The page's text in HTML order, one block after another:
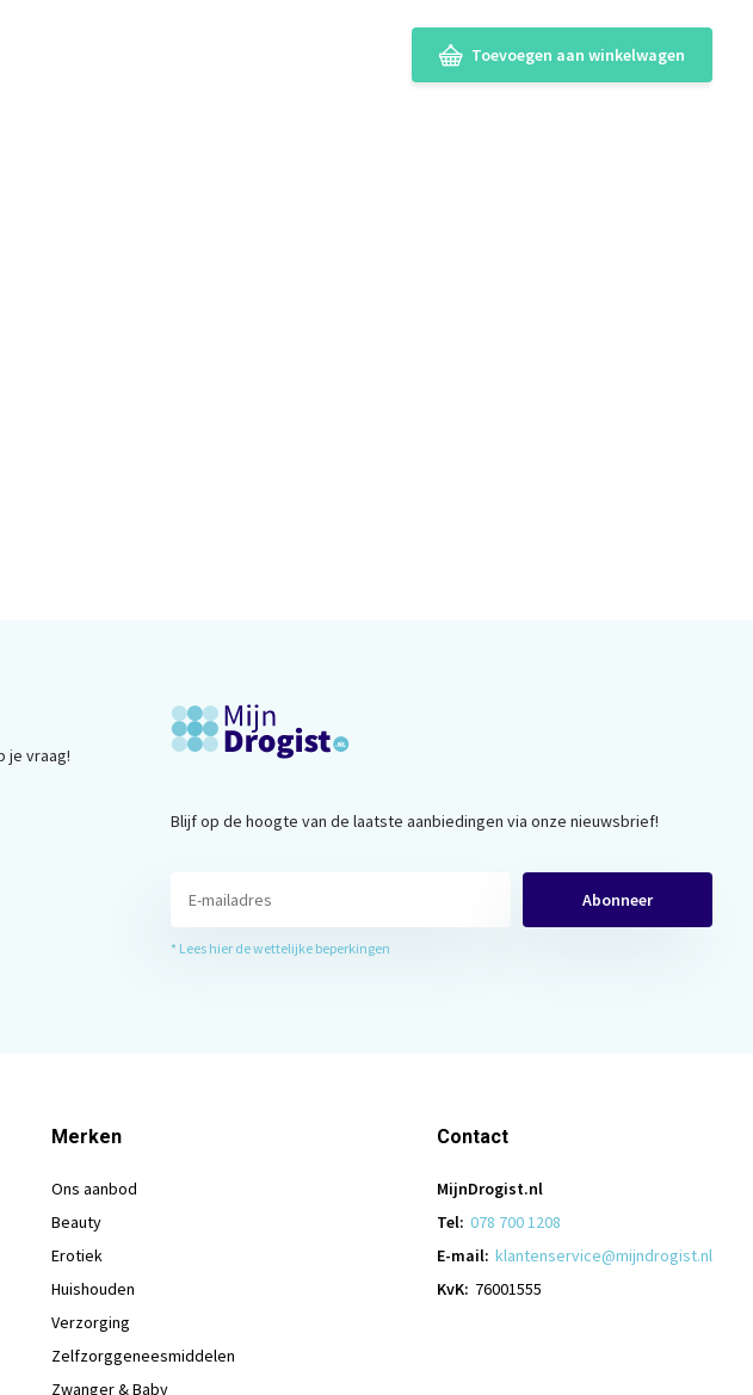
Toevoegen aan winkelwagen
je vraag!
Blijf op de hoogte van de laatste aanbiedingen via onze nieuwsbrief!
Abonneer
* Lees hier de wettelijke beperkingen
Merken
Ons aanbod
Beauty
Erotiek
Huishouden
Verzorging
Zelfzorggeneesmiddelen
Zwanger & Baby
Contact
MijnDrogist.nl
Tel: 078 700 1208
E-mail: klantenservice@mijndrogist.nl
KvK: 76001555